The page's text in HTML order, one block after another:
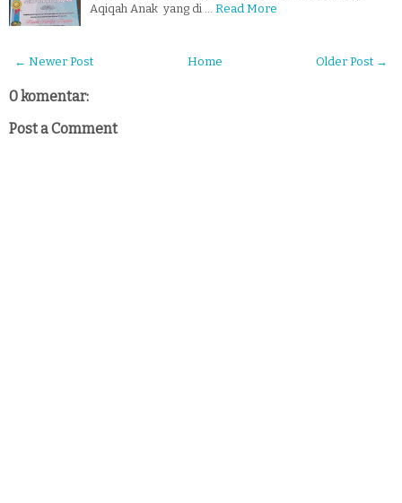
Aqiqah Anak yang di …
Read More
← Newer Post Older Post →
Home
0 komentar:
Post a Comment